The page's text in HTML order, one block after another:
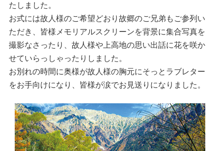
たしました。
お式には故人様のご希望どおり故郷のご兄弟もご参列い
ただき、皆様メモリアルスクリーンを背景に集合写真を
撮影なさったり、故人様や上高地の思い出話に花を咲か
せていらっしゃったりしました。
お別れの時間に奥様が故人様の胸元にそっとラブレター
をお手向けになり、皆様が涙でお見送りになりました。